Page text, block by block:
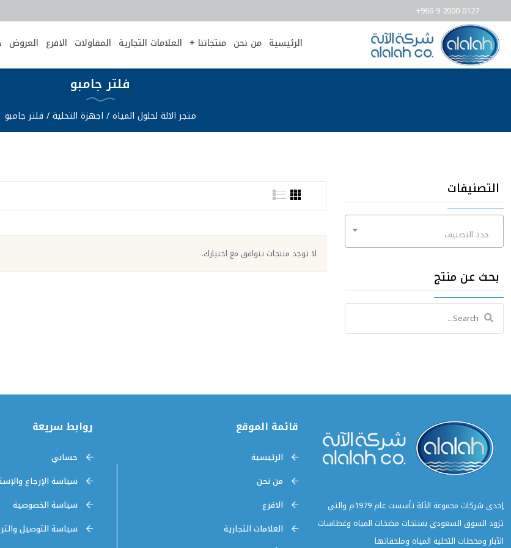
+966 9 2000 0127
الرئيسية من نحن منتجاتنا + العلامات التجارية المقاولات الافرع العروض
فلتر جامبو
متجر الالة لحلول المياه/ اجهزة التحلية/ فلتر جامبو
لا توجد منتجات تتوافق مع اختيارك.
التصنيفات
حدد التصنيف
بحث عن منتج
Search
إحدى شركات مجموعة الآلة تأسست عام 1979م والتي
تزود السوق السعودي بمنتجات مضخات المياه وغطاسات
الآبار ومحطات التحلية المياه وملحقاتها
قائمة الموقع
الرئيسية
من نحن
الافرع
العلامات التجارية
روابط سريعة
حسابي
سياسة الإرجاع
سياسة الخصوصية
سياسة التوصيل